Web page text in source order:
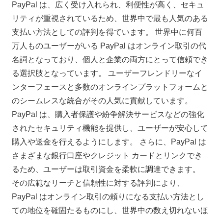
PayPal は、広く受け入れられ、利便性が高く、セキュ
リティが重視されているため、世界中で最も人気のある
支払い方法としての評判を得ています。 世界中に何百
万人ものユーザーがいる PayPal はオンライン取引の代
名詞となっており、個人と企業の両方にとって信頼でき
る選択肢となっています。 ユーザーフレンドリーなイ
ンターフェースと多数のオンラインプラットフォームと
のシームレスな統合がその人気に貢献しています。
PayPal は、購入者保護や紛争解決サービスなどの強化
されたセキュリティ機能を提供し、ユーザーが安心して
購入や送金を行えるようにします。 さらに、PayPal は
さまざまな銀行口座やクレジット カードとリンクでき
るため、ユーザーは取引資金を柔軟に調達できます。
その広範なリーチと信頼性に対する評判により、
PayPal はオンライン取引の頼りになる支払い方法とし
ての地位を確固たるものにし、世界中の数え切れないほ